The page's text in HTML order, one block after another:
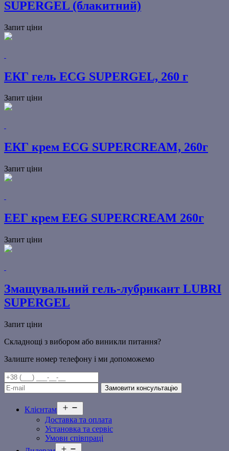
SUPERGEL (блакитний)
Запит ціни
ЕКГ гель ECG SUPERGEL, 260 г
Запит ціни
ЕКГ крем ECG SUPERCREAM, 260г
Запит ціни
ЕЕГ крем EEG SUPERCREAM 260г
Запит ціни
Змащувальний гель-лубрикант LUBRI
SUPERGEL
Запит ціни
Складнощі з вибором або виникли питання?
Залиште номер телефону і ми допоможемо
Клієнтам
меню
Доставка та оплата
Установка та сервіс
Умови співпраці